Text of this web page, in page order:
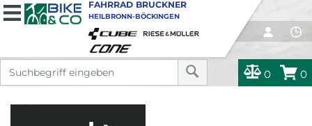
0 0
FAHRRAD BRUCKNER
HEILBRONN-BÖCKINGEN